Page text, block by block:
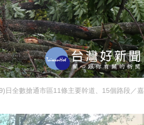
日全數搶通市區11條主要幹道、15個路段／嘉